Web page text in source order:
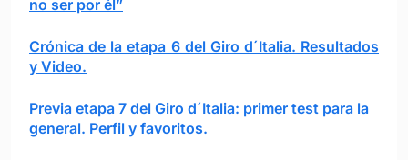
no ser por él”
Crónica de la etapa 6 del Giro d´Italia. Resultados
y Video.
Previa etapa 7 del Giro d´Italia: primer test para la
general. Perfil y favoritos.